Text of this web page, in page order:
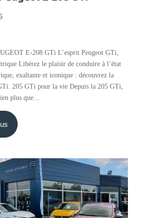
E-208 GTi L’esprit Peugeot GTi,
Libérez le plaisir de conduire à l’état
exaltante et iconique : découvrez la
205 GTi pour la vie Depuis la 205 GTi,
plus que...